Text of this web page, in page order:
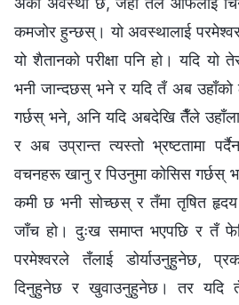
कमजोर हुन्छस्। यो अवस्थालाई
यो शैतानको परीक्षा पनि हो। यदि यो
भनी जान्दछस् भने र यदि तँ अब
गर्छस् भने, अनि यदि अबदेखि तैँले
र अब उप्रान्त त्यस्तो भ्रष्टतामा
वचनहरू खानु र पिउनुमा कोसिस गर्छस्
कमी छ भनी सोच्छस् र तँमा तृषित
जाँच हो। दुःख समाप्त भएपछि र तँ
परमेश्‍वरले तँलाई डोर्याउनुहुनेछ,
दिनुहुनेछ र खुवाउनुहुनेछ। तर यदि